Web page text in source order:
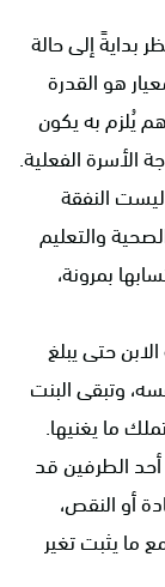
بدايةً إلى حالة
هو القدرة
يُلزم به يكون
الأسرة الفعلية.
النفقة
والتعليم
بمرونة،
حتى يبلغ
وتبقى البنت
ما يغنيها.
الطرفين قد
أو النقص،
ما يثبت تغير